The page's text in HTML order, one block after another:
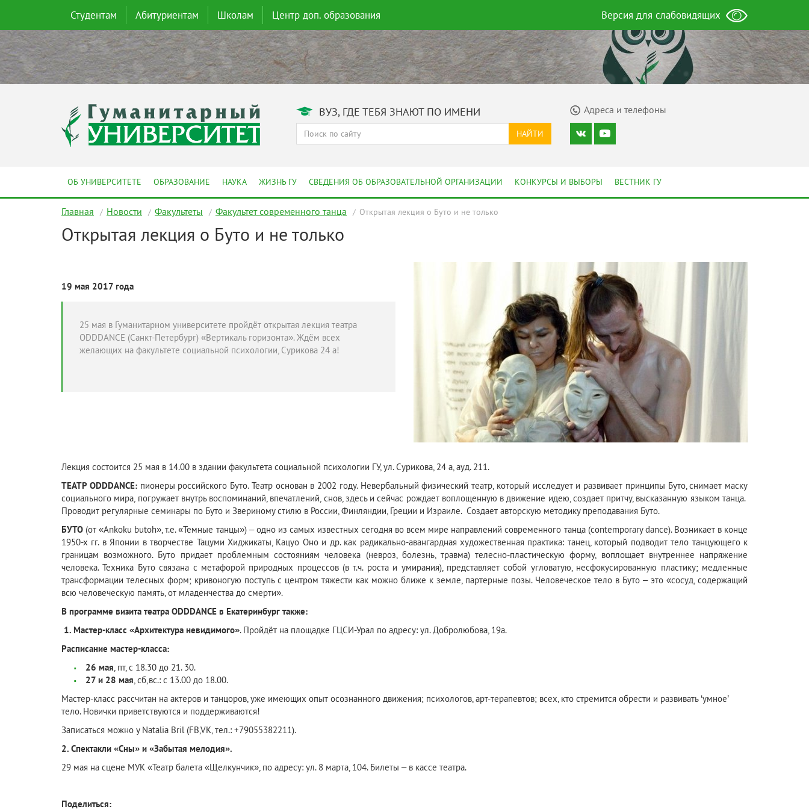
Студентам Абитуриентам Школам Центр доп. образования Версия для слабовидящих
ВУЗ, ГДЕ ТЕБЯ ЗНАЮТ ПО ИМЕНИ Адреса и телефоны
НАЙТИ
ОБ УНИВЕРСИТЕТЕ ОБРАЗОВАНИЕ НАУКА ЖИЗНЬ ГУ СВЕДЕНИЯ ОБ ОБРАЗОВАТЕЛЬНОЙ ОРГАНИЗАЦИИ КОНКУРСЫ И ВЫБОРЫ ВЕСТНИК ГУ
Главная Новости Факультеты Факультет современного танца Открытая лекция о Буто и не только
Открытая лекция о Буто и не только
19 мая 2017 года
25 мая в Гуманитарном университете пройдёт открытая лекция театра
ODDDANCE (Санкт-Петербург) «Вертикаль горизонта». Ждём всех
желающих на факультете социальной психологии, Сурикова 24 а!
Лекция состоится 25 мая в 14.00 в здании факультета социальной психологии ГУ, ул. Сурикова, 24 а, ауд. 211.
ТЕАТР ODDDANCE:пионеры российского Буто. Театр основан в 2002 году. Невербальный физический театр, который исследует и развивает принципы Буто, снимает маску
социального мира, погружает внутрь воспоминаний, впечатлений, снов, здесь и сейчас рождает воплощенную в движение идею, создает притчу, высказанную языком танца.
Проводит регулярные семинары по Буто и Звериному стилю в России, Финляндии, Греции и Израиле. Создает авторскую методику преподавания Буто.
БУТО (от «Ankoku butoh», т.е. «Темные танцы») – одно из самых известных сегодня во всем мире направлений современного танца (contemporary dance). Возникает в конце
1950-х гг. в Японии в творчестве Тацуми Хиджикаты, Кацуо Оно и др. как радикально-авангардная художественная практика: танец, который подводит тело танцующего к
границам возможного. Буто придает проблемным состояниям человека (невроз, болезнь, травма) телесно-пластическую форму, воплощает внутреннее напряжение
человека. Техника Буто связана с метафорой природных процессов (в т.ч. роста и умирания), представляет собой угловатую, несфокусированную пластику; медленные
трансформации телесных форм; кривоногую поступь с центром тяжести как можно ближе к земле, партерные позы. Человеческое тело в Буто – это «сосуд, содержащий
всю человеческую память, от младенчества до смерти».
В программе визита театра ODDDANCE в Екатеринбург также:
1. Мастер-класс «Архитектура невидимого». Пройдёт на площадке ГЦСИ-Урал по адресу: ул. Добролюбова, 19а.
Расписание мастер-класса:
26 мая, пт, с 18.30 до 21. 30.
27 и 28 мая, сб,вс.: с 13.00 до 18.00.
Мастер-класс рассчитан на актеров и танцоров, уже имеющих опыт осознанного движения; психологов, арт-терапевтов; всех, кто стремится обрести и развивать ‘умное’
тело. Новички приветствуются и поддерживаются!
Записаться можно у Natalia Bril (FB,VK, тел.: +79055382211).
2. Спектакли «Сны» и «Забытая мелодия».
29 мая на сцене МУК «Театр балета «Щелкунчик», по адресу: ул. 8 марта, 104. Билеты – в кассе театра.
Поделиться: